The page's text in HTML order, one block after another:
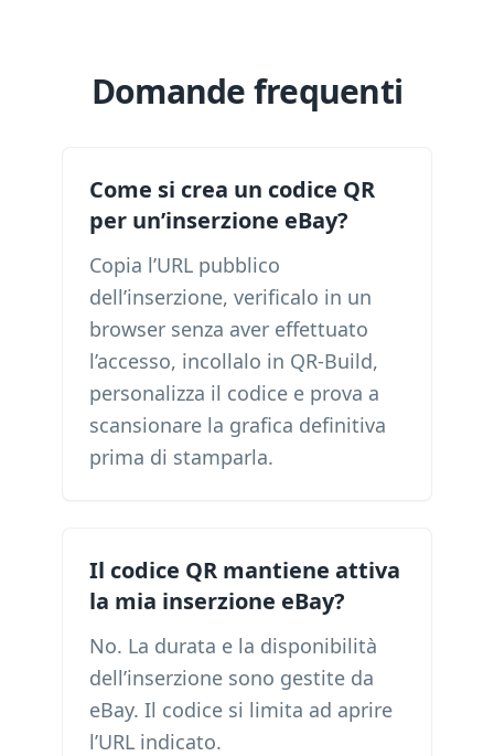
Domande frequenti
Come si crea un codice QR
per un’inserzione eBay?
Copia l’URL pubblico
dell’inserzione, verificalo in un
browser senza aver effettuato
l’accesso, incollalo in QR-Build,
personalizza il codice e prova a
scansionare la grafica definitiva
prima di stamparla.
Il codice QR mantiene attiva
la mia inserzione eBay?
No. La durata e la disponibilità
dell’inserzione sono gestite da
eBay. Il codice si limita ad aprire
l’URL indicato.